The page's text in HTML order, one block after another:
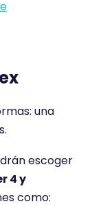
una
escoger
4 y
como: